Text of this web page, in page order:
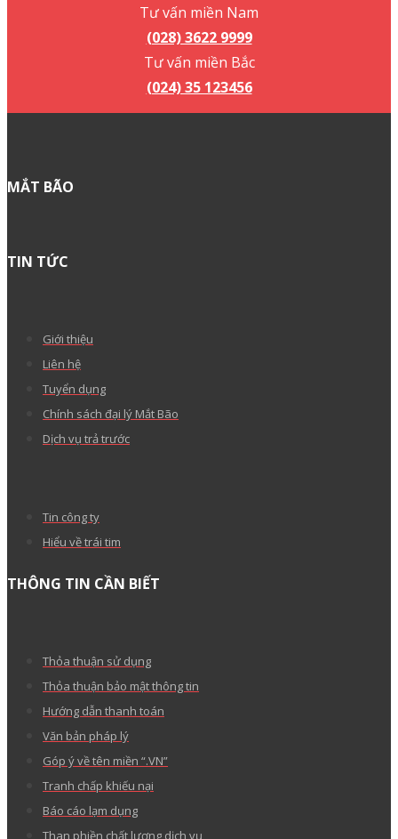
Tư vấn miền Nam
(028) 3622 9999
Tư vấn miền Bắc
(024) 35 123456
MẮT BÃO
TIN TỨC
Giới thiệu
Liên hệ
Tuyển dụng
Chính sách đại lý Mắt Bão
Dịch vụ trả trước
Tin công ty
Hiểu về trái tim
THÔNG TIN CẦN BIẾT
Thỏa thuận sử dụng
Thỏa thuận bảo mật thông tin
Hướng dẫn thanh toán
Văn bản pháp lý
Góp ý về tên miền “.VN”
Tranh chấp khiếu nại
Báo cáo lạm dụng
Than phiền chất lượng dịch vụ